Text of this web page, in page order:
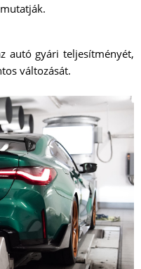
autó gyári teljesítményét,
változását.